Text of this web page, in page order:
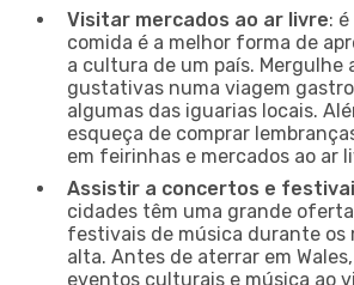
Visitar mercados ao ar livre:
comida é a melhor forma de
a cultura de um país. Mergulhe
gustativas numa viagem
algumas das iguarias locais.
esqueça de comprar
em feirinhas e mercados ao ar
Assistir a concertos e
cidades têm uma grande
festivais de música durante os
alta. Antes de aterrar em
eventos culturais e música ao